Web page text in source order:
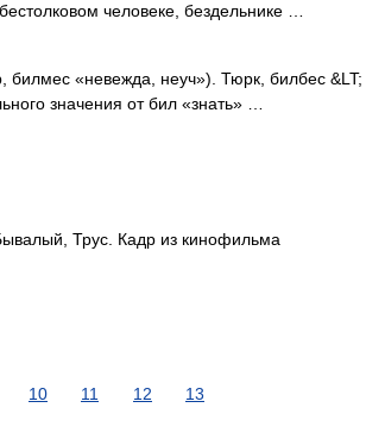
человеке, бездельнике …
билмес «невежда, неуч»). Тюрк, билбес &LT;
значения от бил «знать» …
Трус. Кадр из кинофильма
10 11 12 13